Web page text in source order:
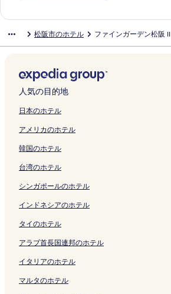
の
ペ
を
開
く
リ
ク
の
ジ
を
開
く
ン
H
e
l
M
a
s
s
a
k
a
ペ
ジ
開
く
リ
ン
ク
ペ
ー
開
く
リ
ン
ン
ク
s
a
k
の
ー
を
開
く
リ
ク
を
開
ン
ク
M
a
u
s
k
の
ー
ジ
を
開
リ
ク
t
i
o
の
ー
を
開
く
リ
ク
開
く
ク
n
t
s
s
k
E
k
i
h
g
s
i
の
ペ
ー
z
a
の
ペ
ー
を
く
リ
ン
ク
ー
ジ
く
リ
ン
ク
n
t
s
z
k
I
I
I
の
ー
を
く
リ
ン
ク
o
e
n
M
i
u
i
R
e
s
r
の
ー
ジ
を
開
n
s
e
M
a
s
s
a
k
a
k
m
e
の
ペ
ー
G
l
a
l
i
w
s
u
の
ペ
ジ
開
リ
ン
ク
G
e
n
a
k
s
u
の
ペ
ジ
開
リ
ン
ク
松阪市のホテル ファインガーデン松阪 II
人気の目的地
日本のホテル
アメリカのホテル
韓国のホテル
台湾のホテル
シンガポールのホテル
インドネシアのホテル
タイのホテル
アラブ首長国連邦のホテル
イタリアのホテル
マルタのホテル